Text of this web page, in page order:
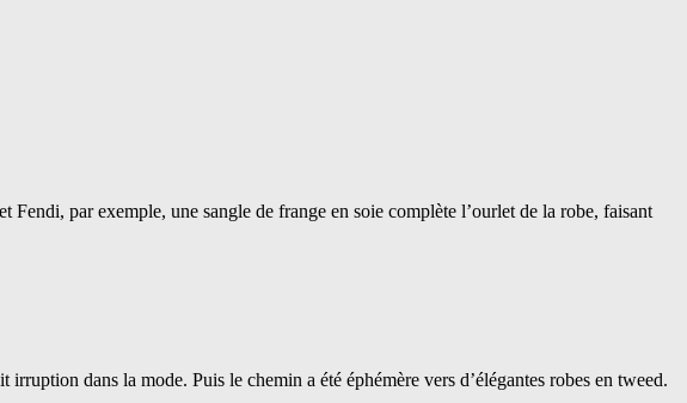
par exemple, une sangle de frange en soie complète l’ourlet de la robe, faisant
dans la mode. Puis le chemin a été éphémère vers d’élégantes robes en tweed.